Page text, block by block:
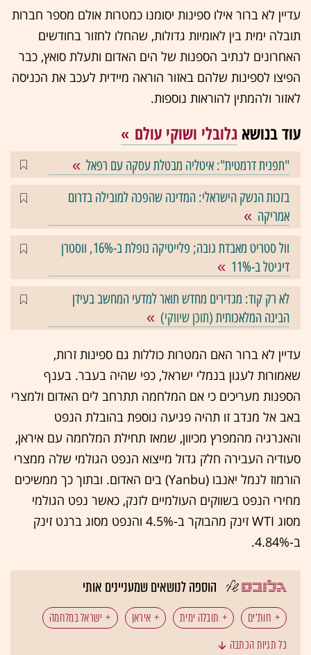
עדיין לא ברור אילו ספינות יסומנו כמטרות אולם מספר חברות
תובלה ימית בין לאומיות גדולות, שהחלו לחזור בחודשים
האחרונים לנתיב הספנות של הים האדום ותעלת סואץ, כבר
הפיצו לספינות שלהם באזור הוראה מיידית לעכב את הכניסה
לאזור ולהמתין להוראות נוספות.
עוד בנושא גלובלי ושוקי עולם
"תפנית דרמטית": איטליה מבטלת עסקה עם רפאל
בזכות הנשק הישראלי: המדינה שהפכה למובילה בדרום
אמריקה
וול סטריט מאבדת גובה; פלייטיקה נופלת ב-16%, ווסטרן
דיגיטל ב-11%
לא רק קוד: מגדירים מחדש תואר למדעי המחשב בעידן
הבינה המלאכותית (תוכן שיווקי)
עדיין לא ברור האם המטרות כוללות גם ספינות זרות,
שאמורות לעגון בנמלי ישראל, כפי שהיה בעבר. בענף
הספנות מעריכים כי אם המלחמה תתרחב לים האדום ולמצרי
באב אל מנדב זו תהיה פגיעה נוספת בהובלת הנפט
והאנרגיה מהמפרץ מכיוון, שמאז תחילת המלחמה עם איראן,
סעודיה העבירה חלק גדול מייצוא הנפט הגולמי שלה ממצרי
הורמוז לנמל יאנבו (Yanbu) בים האדום. ובתוך כך ממשיכים
מחירי הנפט בשווקים העולמיים לזנק, כאשר נפט הגולמי
מסוג WTI זינק מהבוקר ב-4.5% והנפט מסוג ברנט זינק
ב-4.84%.
הוספה לנושאים שמעניינים אותי
חות'ים תובלה ימית איראן ישראל במלחמה
כל תגיות הכתבה